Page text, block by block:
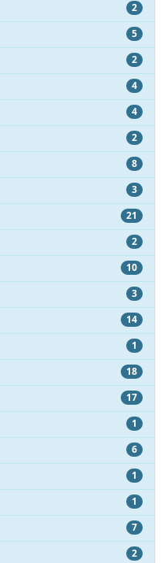
2
5
2
4
4
2
8
3
21
2
10
3
14
1
18
17
1
6
1
1
7
2